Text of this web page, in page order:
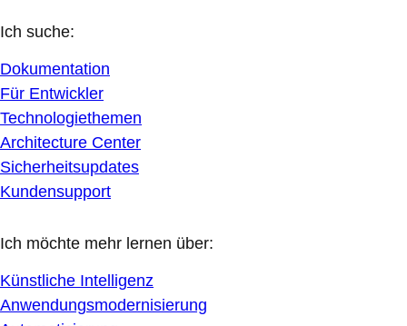
Ich suche:
Dokumentation
Für Entwickler
Technologiethemen
Architecture Center
Sicherheitsupdates
Kundensupport
Ich möchte mehr lernen über:
Künstliche Intelligenz
Anwendungsmodernisierung